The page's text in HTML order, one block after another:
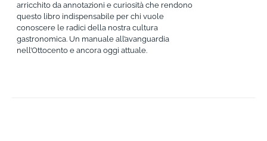
arricchito da annotazioni e curiosità che rendono
questo libro indispensabile per chi vuole
conoscere le radici della nostra cultura
gastronomica. Un manuale all’avanguardia
nell’Ottocento e ancora oggi attuale.